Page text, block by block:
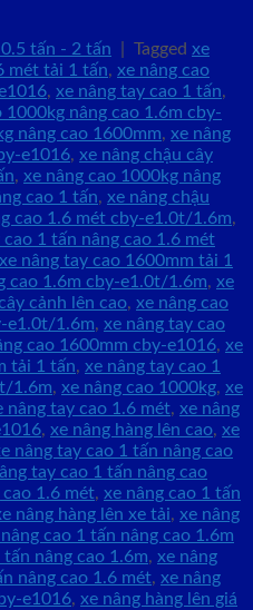
tấn - 2 tấn Tagged xe
mét tải 1 tấn, xe nâng cao
, xe nâng tay cao 1 tấn,
1000kg nâng cao 1.6m cby-
nâng cao 1600mm, xe nâng
e1016, xe nâng chậu cây
, xe nâng cao 1000kg nâng
cao 1 tấn, xe nâng chậu
cao 1.6 mét cby-e1.0t/1.6m,
cao 1 tấn nâng cao 1.6 mét
xe nâng tay cao 1600mm tải 1
cao 1.6m cby-e1.0t/1.6m, xe
cảnh lên cao, xe nâng cao
e1.0t/1.6m, xe nâng tay cao
cao 1600mm cby-e1016, xe
tải 1 tấn, xe nâng tay cao 1
1.6m, xe nâng cao 1000kg, xe
nâng tay cao 1.6 mét, xe nâng
, xe nâng hàng lên cao, xe
nâng tay cao 1 tấn nâng cao
tay cao 1 tấn nâng cao
cao 1.6 mét, xe nâng cao 1 tấn
nâng hàng lên xe tải, xe nâng
cao 1 tấn nâng cao 1.6m
tấn nâng cao 1.6m, xe nâng
nâng cao 1.6 mét, xe nâng
e1016, xe nâng hàng lên giá